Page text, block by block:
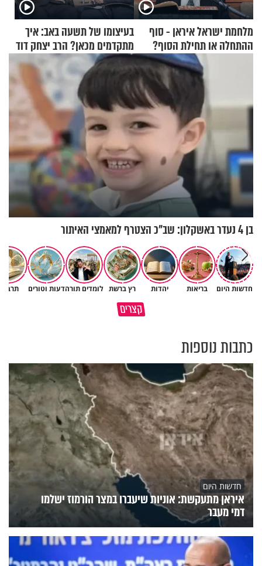
מלחמת ישראל איראן - סוף
ההתחלה או תחילת הסוף?
הרה"ג זמיר כהן במסר עוצמתי
בעיצומו של תשעה באב: איך
מתקדמים מכאן? הרב יצחק דוד
גרוסמן בשיחה מיוחדת
בן 4 נעדר באשקלון: שב"כ הצטרף למאמצי האיתור
חדשות היום בריאות יהדות רץ ברשת לומדים תורהדעות וטורים
קצרים
כל מה שנשבר יכול להיבנות מחדש
גם השולחן שבת שאתם מסדרים
כתבות נוספות
חדשות היום
איראן מתעקשת: אוניות שיעברו במצר הורמוז ישלמו
דמי מעבר